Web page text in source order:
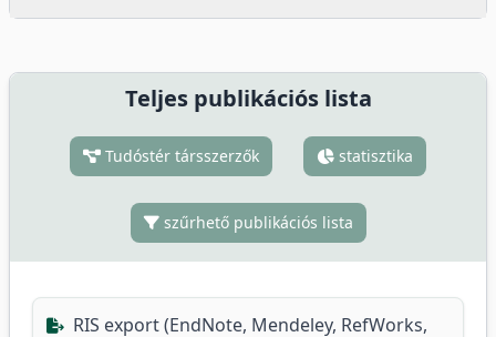
Teljes publikációs lista
Tudóstér társszerzők statisztika
szűrhető publikációs lista
RIS export (EndNote, Mendeley, RefWorks,